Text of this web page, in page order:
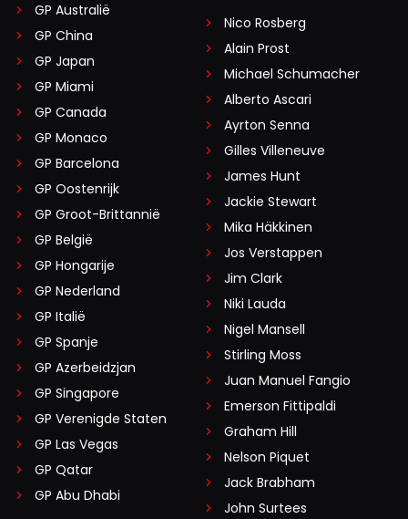
GP Australië
GP China
GP Japan
GP Miami
GP Canada
GP Monaco
GP Barcelona
GP Oostenrijk
GP Groot-Brittannië
GP België
GP Hongarije
GP Nederland
GP Italië
GP Spanje
GP Azerbeidzjan
GP Singapore
GP Verenigde Staten
GP Las Vegas
GP Qatar
GP Abu Dhabi
Nico Rosberg
Alain Prost
Michael Schumacher
Alberto Ascari
Ayrton Senna
Gilles Villeneuve
James Hunt
Jackie Stewart
Mika Häkkinen
Jos Verstappen
Jim Clark
Niki Lauda
Nigel Mansell
Stirling Moss
Juan Manuel Fangio
Emerson Fittipaldi
Graham Hill
Nelson Piquet
Jack Brabham
John Surtees